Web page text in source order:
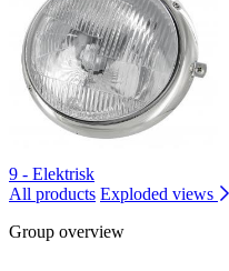
9 - Elektrisk
All products Exploded views
Group overview